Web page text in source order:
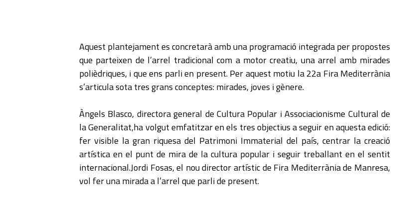
Aquest plantejament es concretarà amb una programació integrada per propostes
que parteixen de l’arrel tradicional com a motor creatiu, una arrel amb mirades
polièdriques, i que ens parli en present. Per aquest motiu la 22a Fira Mediterrània
s’articula sota tres grans conceptes: mirades, joves i gènere.
Àngels Blasco, directora general de Cultura Popular i Associacionisme Cultural de
la Generalitat,ha volgut emfatitzar en els tres objectius a seguir en aquesta edició:
fer visible la gran riquesa del Patrimoni Immaterial del país, centrar la creació
artística en el punt de mira de la cultura popular i seguir treballant en el sentit
internacional.Jordi Fosas, el nou director artístic de Fira Mediterrània de Manresa,
vol fer una mirada a l’arrel que parli de present.